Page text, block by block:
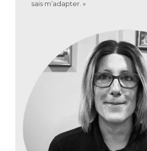
sais m’adapter. »